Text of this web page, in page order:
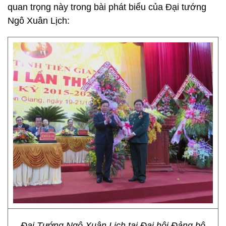
quan trọng này trong bài phát biểu của Đại tướng
Ngô Xuân Lịch: